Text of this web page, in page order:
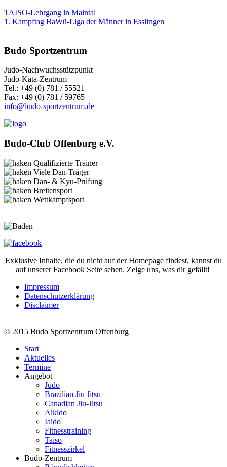
TAISO-Lehrgang in Maintal
1. Kampftag BaWü-Liga der Männer in Esslingen
Budo Sportzentrum
Judo-Nachwuchsstützpunkt
Judo-Kata-Zentrum
Tel.: +49 (0) 781 / 55521
Fax: +49 (0) 781 / 59765
info@budo-sportzentrum.de
Budo-Club Offenburg e.V.
Qualifizierte Trainer
Viele Dan-Träger
Dan- & Kyu-Prüfung
Breitensport
Wettkampfsport
Exklusive Inhalte, die du nicht auf der Homepage findest, kannst du
auf unserer Facebook Seite sehen. Zeige uns, was dir gefällt!
Impressum
Datenschutzerklärung
Disclaimer
© 2015 Budo Sportzentrum Offenburg
Start
Aktuelles
Termine
Angebot
Judo
Brazilian Jiu Jitsu
Canadian Jiu-Jitsu
Aikido
Iaido
Fitnesstraining
Taiso
Fitnesszirkel
Budo-Zentrum